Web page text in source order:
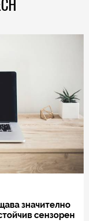
значително
сензорен